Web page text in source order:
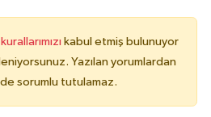
kabul etmiş bulunuyor
Yazılan yorumlardan
sorumlu tutulamaz.